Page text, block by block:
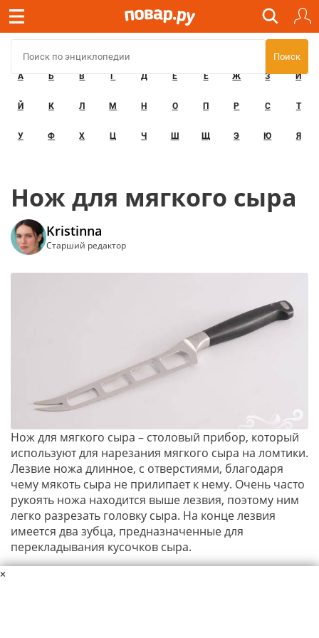
А Б В Г Д Е Ё Ж З И
Й К Л М Н О П Р С Т
У Ф Х Ц Ч Ш Щ Э Ю Я
Нож для мягкого сыра
Kristinna
Старший редактор
Нож для мягкого сыра – столовый прибор, который
используют для нарезания мягкого сыра на ломтики.
Лезвие ножа длинное, с отверстиями, благодаря
чему мякоть сыра не прилипает к нему. Очень часто
рукоять ножа находится выше лезвия, поэтому ним
легко разрезать головку сыра. На конце лезвия
имеется два зубца, предназначенные для
перекладывания кусочков сыра.
×